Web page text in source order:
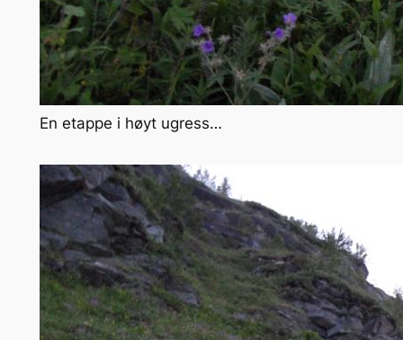
En etappe i høyt ugress…